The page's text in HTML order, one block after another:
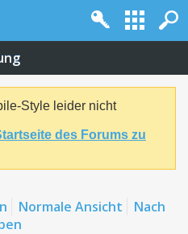
Style leider nicht
des Forums zu
Normale Ansicht
Nach